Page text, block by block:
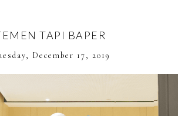
TAPI BAPER
December 17, 2019